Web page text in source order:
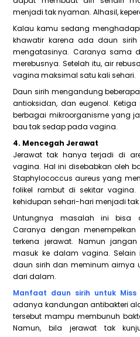
menjadi tak nyaman. Alhasil,
Kalau kamu sedang
khawatir karena ada daun
mengatasinya. Caranya sama
merebusnya. Setelah itu, air
vagina maksimal satu kali sehari.
Daun sirih mengandung
antioksidan, dan eugenol.
berbagai mikroorganisme yang
bau tak sedap pada vagina.
4. Mencegah Jerawat
Jerawat tak hanya terjadi di
vagina. Hal ini disebabkan oleh
Staphylococcus aureus yang
folikel rambut di sekitar
kehidupan sehari-hari menjadi
Untungnya masalah ini bisa
Caranya dengan
terkena jerawat. Namun
masuk ke dalam vagina. Selain
daun sirih dan meminum airnya
dari dalam.
Manfaat daun sirih untuk Miss
adanya kandungan antibakteri
tersebut mampu membunuh
Namun, bila jerawat tak